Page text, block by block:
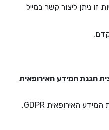
זו ניתן ליצור קשר במייל
במידה שחלה עליך רגולציית הגנת המידע האירופאית GDPR,